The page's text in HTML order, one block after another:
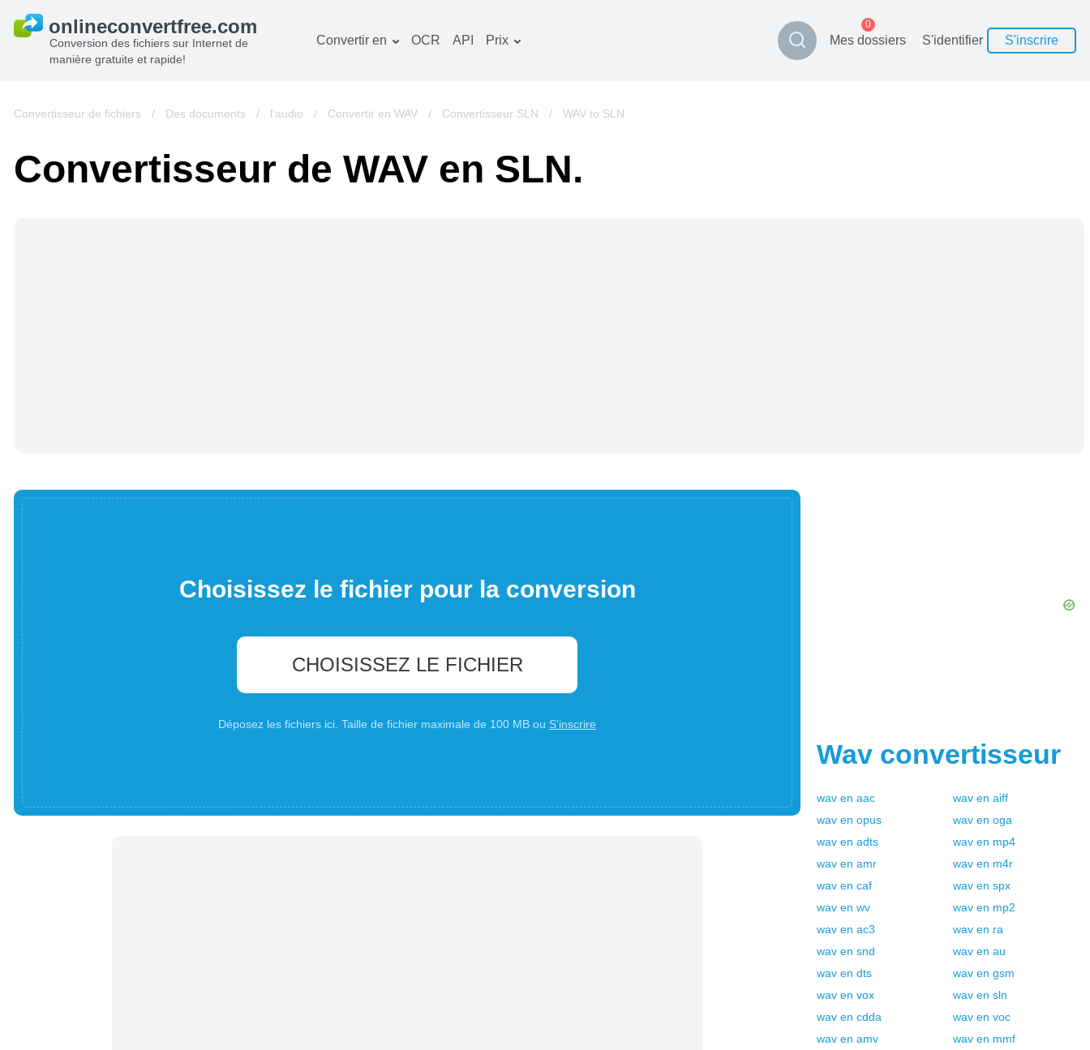
Conversion des fichiers sur Internet de
manière gratuite et rapide!
Convertir en
Image convertisseur
Livres convertisseur
OCR API Prix Mes dossiers
0
S'identifier S'inscrire
Convertisseur de fichiers / Des documents / l'audio / Convertir en WAV / Convertisseur SLN / WAV to SLN
Convertisseur de WAV en SLN.
Choisissez le fichier pour la conversion
CHOISISSEZ LE FICHIER
Déposez les fichiers ici. Taille de fichier maximale de 100 MB ou S'inscrire
Wav convertisseur
wav en aac wav en aiff
wav en opus wav en oga
wav en adts wav en mp4
wav en amr wav en m4r
wav en caf wav en spx
wav en wv wav en mp2
wav en ac3 wav en ra
wav en snd wav en au
wav en dts wav en gsm
wav en vox wav en sln
wav en cdda wav en voc
wav en amv wav en mmf